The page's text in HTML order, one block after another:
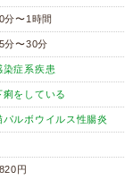
分〜1時間
分〜30分
染症系疾患
痢をしている
パルボウイルス性腸炎
円